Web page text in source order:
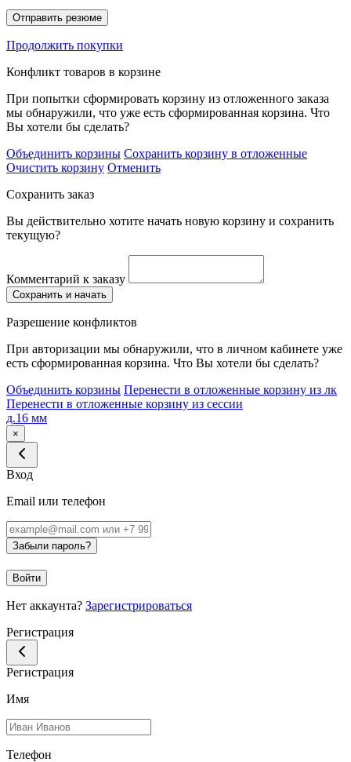
Отправить резюме
Продолжить покупки
Конфликт товаров в корзине
При попытки сформировать корзину из отложенного заказа
мы обнаружили, что уже есть сформированная корзина. Что
Вы хотели бы сделать?
Объединить корзины Сохранить корзину в отложенные
Очистить корзину Отменить
Сохранить заказ
Вы действительно хотите начать новую корзину и сохранить
текущую?
Комментарий к заказу
Сохранить и начать
Разрешение конфликтов
При авторизации мы обнаружили, что в личном кабинете уже
есть сформированная корзина. Что Вы хотели бы сделать?
Объединить корзины Перенести в отложенные корзину из лк
Перенести в отложенные корзину из сессии
д.16 мм
×
Вход
Email или телефон
Забыли пароль?
Войти
Нет аккаунта? Зарегистрироваться
Регистрация
Регистрация
Имя
Телефон